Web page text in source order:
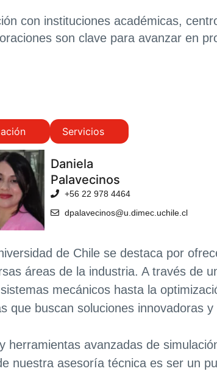
con instituciones académicas,
son clave para avanzar en
Servicios
Daniela
Palavecinos
+56 22 978 4464
dpalavecinos@u.dimec.uchile.cl
de Chile se destaca por
áreas de la industria. A través de
mecánicos hasta la
que buscan soluciones innovadoras
herramientas avanzadas de
nuestra asesoría técnica es ser un